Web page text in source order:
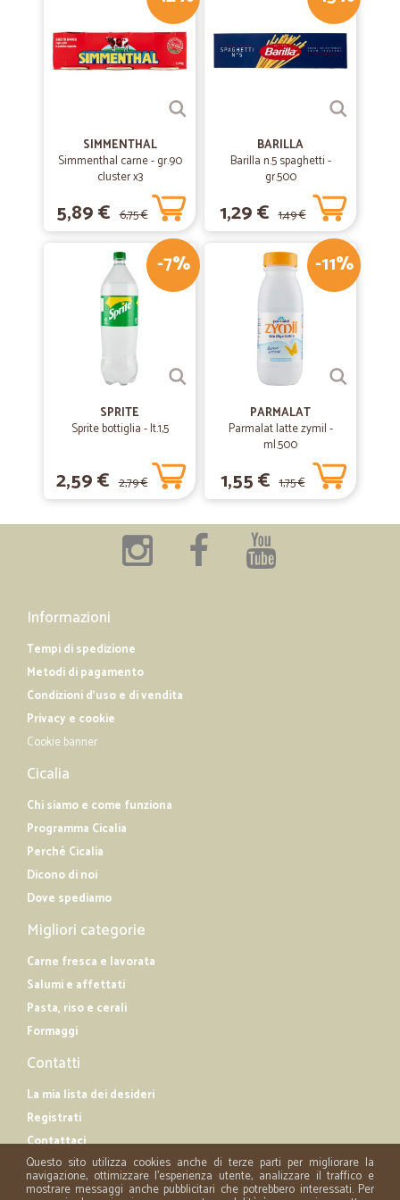
21/10/2021
—Angelo D.
Tutto perfetto
03/08/2020
—Marco R.
servizio e prodotti ok
E' la prima volta che acquisto da CICALIA; i prodotti mi sono arrivati
integri dopo due giorni dall' ordine. Ho assaggiato parte degli stessi e
sinceramente mi ritengo molto soddisfatto.
—Irene V.
Tutto ottimo
Tutto ottimo. Gestione dell'ordine velocissimo. Fruiró ancora. Grazie!
—Simone R.
Ottimo, anche se per certi prodotti i prezzi sono più alti e l’ideale
sarebbe una spedizione gratuita oltre i 50€ almeno
—Flavia G.
Già fatto altri acquisti con…
SIMMENTHAL
Simmenthal carne - gr.90
cluster x3
5,89 € 6,75 €
BARILLA
Barilla n.5 spaghetti -
gr.500
1,29 € 1,49 €
-7%
SPRITE
Sprite bottiglia - lt.1,5
2,59 € 2,79 €
-11%
PARMALAT
Parmalat latte zymil -
ml.500
1,55 € 1,75 €
Informazioni
Tempi di spedizione
Metodi di pagamento
Condizioni d'uso e di vendita
Privacy e cookie
Cookie banner
Cicalia
Chi siamo e come funziona
Programma Cicalia
Perché Cicalia
Dicono di noi
Dove spediamo
Migliori categorie
Carne fresca e lavorata
Salumi e affettati
Pasta, riso e cerali
Formaggi
Contatti
La mia lista dei desideri
Registrati
Contattaci
Questo sito utilizza cookies anche di terze parti per migliorare la
navigazione, ottimizzare l'esperienza utente, analizzare il traffico e
mostrare messaggi anche pubblicitari che potrebbero interessati. Per